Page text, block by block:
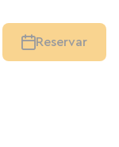
Reservar